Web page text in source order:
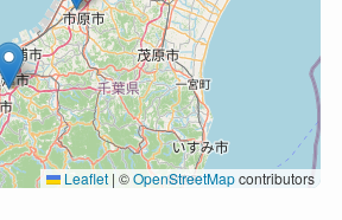
Leaflet | ©OpenStreetMapcontributors